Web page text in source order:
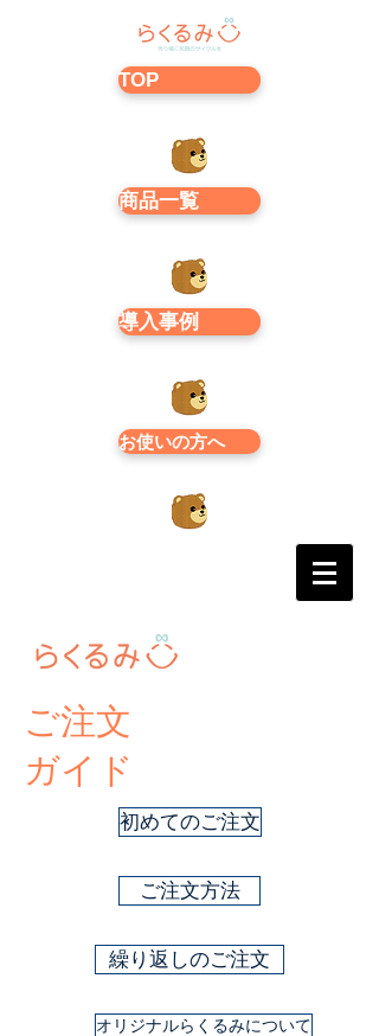
TOP
商品一覧
導入事例
お使いの方へ
ご注文
ガイド
初めてのご注文
ご注文方法
繰り返しのご注文
オリジナルらくるみについて